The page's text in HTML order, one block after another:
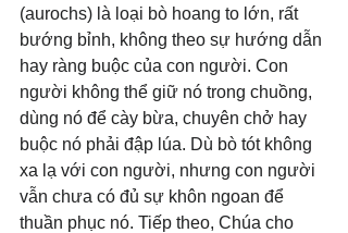
(aurochs) là loại bò hoang to lớn, rất
bướng bỉnh, không theo sự hướng dẫn
hay ràng buộc của con người. Con
người không thể giữ nó trong chuồng,
dùng nó để cày bừa, chuyên chở hay
buộc nó phải đập lúa. Dù bò tót không
xa lạ với con người, nhưng con người
vẫn chưa có đủ sự khôn ngoan để
thuần phục nó. Tiếp theo, Chúa cho